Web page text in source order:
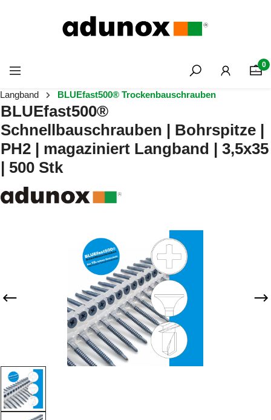
0
Langband BLUEfast500® Trockenbauschrauben
BLUEfast500®
Schnellbauschrauben | Bohrspitze |
PH2 | magaziniert Langband | 3,5x35
| 500 Stk
Bildergalerie überspringen